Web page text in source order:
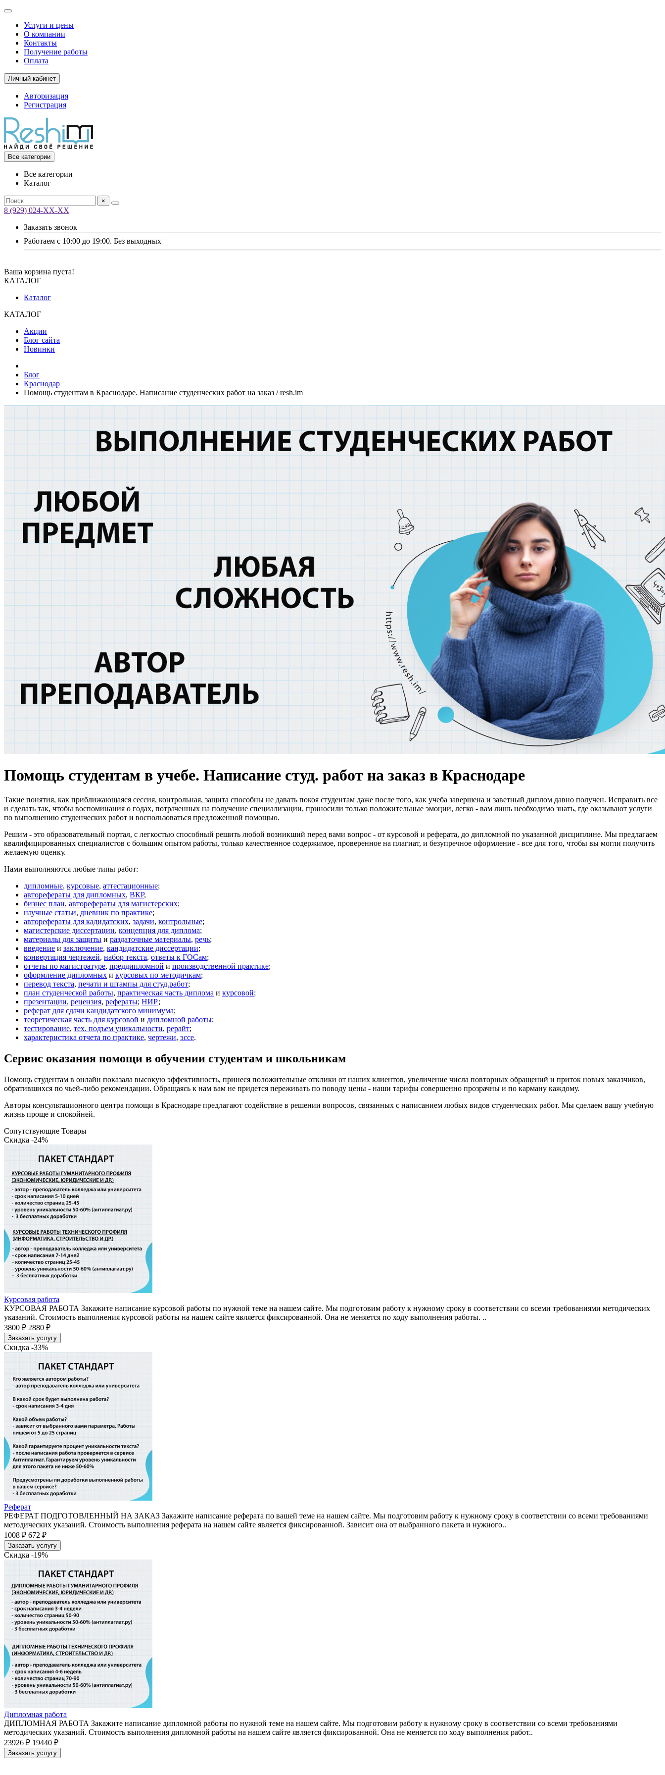
Услуги и цены
О компании
Контакты
Получение работы
Оплата
Личный кабинет
Авторизация
Регистрация
Все категории
Все категории
Каталог
×
8 (929) 024-ХХ-ХХ
Заказать звонок
Работаем с 10:00 до 19:00. Без выходных
Ваша корзина пуста!
КАТАЛОГ
Каталог
КАТАЛОГ
Акции
Блог сайта
Новинки
Блог
Краснодар
Помощь студентам в Краснодаре. Написание студенческих работ на заказ / resh.im
Помощь студентам в учебе. Написание студ. работ на заказ в Краснодаре
Такие понятия, как приближающаяся сессия, контрольная, защита способны не давать покоя студентам даже после того, как учеба завершена и заветный диплом давно получен. Исправить все
и сделать так, чтобы воспоминания о годах, потраченных на получение специализации, приносили только положительные эмоции, легко - вам лишь необходимо знать, где оказывают услуги
по выполнению студенческих работ и воспользоваться предложенной помощью.
Решим - это образовательный портал, с легкостью способный решить любой возникший перед вами вопрос - от курсовой и реферата, до дипломной по указанной дисциплине. Мы предлагаем
квалифицированных специалистов с большим опытом работы, только качественное содержимое, проверенное на плагиат, и безупречное оформление - все для того, чтобы вы могли получить
желаемую оценку.
Нами выполняются любые типы работ:
дипломные, курсовые, аттестационные;
авторефераты для дипломных, ВКР,
бизнес план, авторефераты для магистерских;
научные статьи, дневник по практике;
авторефераты для кадидатских, задачи, контрольные;
магистерские диссертации, концепция для диплома;
материалы для защиты и раздаточные материалы, речь;
введение и заключение, кандидатские диссертации;
конвертация чертежей, набор текста, ответы к ГОСам;
отчеты по магистратуре, преддипломной и производственной практике;
оформление дипломных и курсовых по методичкам;
перевод текста, печати и штампы для студ.работ;
план студенческой работы, практическая часть диплома и курсовой;
презентации, рецензия, рефераты; НИР;
реферат для сдачи кандидатского минимума;
теоретическая часть для курсовой и дипломной работы;
тестирование, тех. подъем уникальности, рерайт;
характеристика отчета по практике, чертежи, эссе.
Сервис оказания помощи в обучении студентам и школьникам
Помощь студентам в онлайн показала высокую эффективность, принеся положительные отклики от наших клиентов, увеличение числа повторных обращений и приток новых заказчиков,
обратившихся по чьей-либо рекомендации. Обращаясь к нам вам не придется переживать по поводу цены - наши тарифы совершенно прозрачны и по карману каждому.
Авторы консультационного центра помощи в Краснодаре предлагают содействие в решении вопросов, связанных с написанием любых видов студенческих работ. Мы сделаем вашу учебную
жизнь проще и спокойней.
Сопутствующие Товары
Скидка -24%
Курсовая работа
КУРСОВАЯ РАБОТА Закажите написание курсовой работы по нужной теме на нашем сайте. Мы подготовим работу к нужному сроку в соответствии со всеми требованиями методических
указаний. Стоимость выполнения курсовой работы на нашем сайте является фиксированной. Она не меняется по ходу выполнения работы. ..
3800 ₽ 2880 ₽
Заказать услугу
Скидка -33%
Реферат
РЕФЕРАТ ПОДГОТОВЛЕННЫЙ НА ЗАКАЗ Закажите написание реферата по вашей теме на нашем сайте. Мы подготовим работу к нужному сроку в соответствии со всеми требованиями
методических указаний. Стоимость выполнения реферата на нашем сайте является фиксированной. Зависит она от выбранного пакета и нужного..
1008 ₽ 672 ₽
Заказать услугу
Скидка -19%
Дипломная работа
ДИПЛОМНАЯ РАБОТА Закажите написание дипломной работы по нужной теме на нашем сайте. Мы подготовим работу к нужному сроку в соответствии со всеми требованиями
методических указаний. Стоимость выполнения дипломной работы на нашем сайте является фиксированной. Она не меняется по ходу выполнения работ..
23926 ₽ 19440 ₽
Заказать услугу